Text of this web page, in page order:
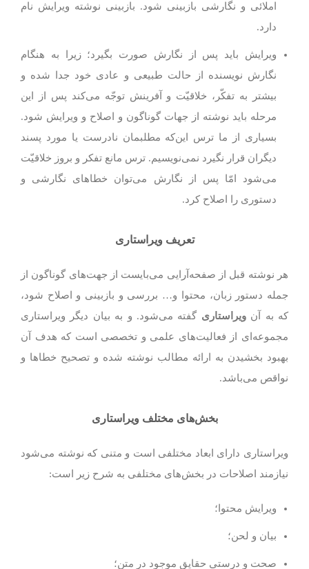
املائی و نگارشی بازبینی شود. بازبینی نوشته ویرایش نام
دارد.
ویرایش باید پس از نگارش صورت بگیرد؛ زیرا به هنگام
نگارش نویسنده از حالت طبیعی و عادی خود جدا شده و
بیشتر به تفکّر، خلاقیّت و آفرینش توجّه می‌کند پس از این
مرحله باید نوشته از جهات گوناگون و اصلاح و ویرایش شود.
بسیاری از ما ترس این‌که مطلبمان نادرست یا مورد پسند
دیگران قرار نگیرد نمی‌نویسیم. ترس مانع تفکر و بروز خلاقیّت
می‌شود امّا پس از نگارش می‌توان خطاهای نگارشی و
دستوری را اصلاح کرد.
تعریف ویراستاری
هر نوشته قبل از صفحه‌آرایی می‌بایست از جهت‌های گوناگون از
جمله دستور زبان، محتوا و… بررسی و بازبینی و اصلاح شود،
که به آنویراستاری گفته می‌شود. و به بیان دیگر ویراستاری
مجموعه‌ای از فعالیت‌های علمی و تخصصی است که هدف آن
بهبود بخشیدن به ارائه مطالب نوشته شده و تصحیح خطاها و
نواقص می‌باشد.
بخش‌های مختلف ویراستاری
ویراستاری دارای ابعاد مختلفی است و متنی که نوشته می‌شود
نیازمند اصلاحات در بخش‌های مختلفی به شرح زیر است:
ویرایش محتوا؛
بیان و لحن؛
صحت و درستی حقایق موجود در متن؛